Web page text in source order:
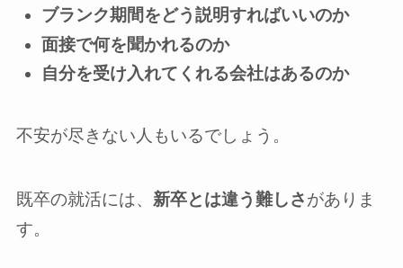
ブランク期間をどう説明すればいいのか
面接で何を聞かれるのか
自分を受け入れてくれる会社はあるのか
不安が尽きない人もいるでしょう。
既卒の就活には、 新卒とは違う難しさがありま
す。